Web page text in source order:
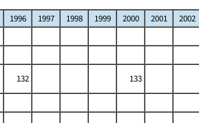
1996 1997 1998 1999 2000 2001 2002
132 133